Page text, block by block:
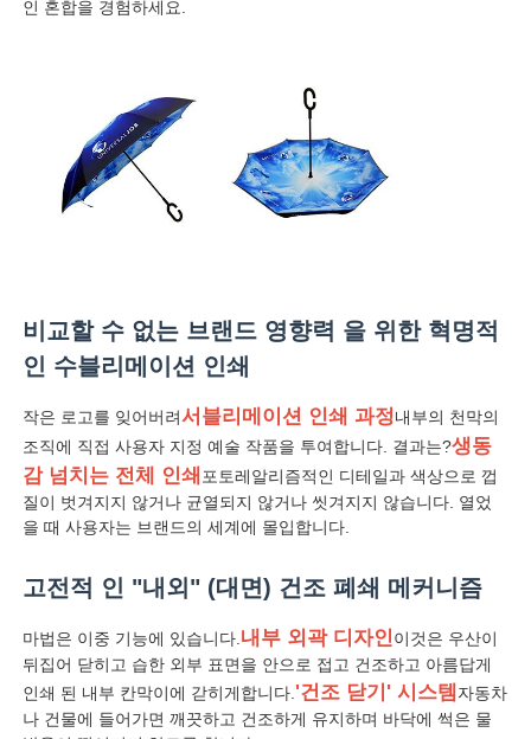
제품 소개
회사 소개
품질 관리
연락처
뉴스
모든 케이스
견적 요청
골프 우산
인 혼합을 경험하세요.
비교할 수 없는 브랜드 영향력 을 위한 혁명적
인 수블리메이션 인쇄
작은 로고를 잊어버려서블리메이션 인쇄 과정내부의 천막의
조직에 직접 사용자 지정 예술 작품을 투여합니다. 결과는?생동
감 넘치는 전체 인쇄 포토레알리즘적인 디테일과 색상으로 껍
질이 벗겨지지 않거나 균열되지 않거나 씻겨지지 않습니다. 열었
을 때 사용자는 브랜드의 세계에 몰입합니다.
고전적 인 "내외" (대면) 건조 폐쇄 메커니즘
마법은 이중 기능에 있습니다. 내부 외곽 디자인이것은 우산이
뒤집어 닫히고 습한 외부 표면을 안으로 접고 건조하고 아름답게
인쇄 된 내부 칸막이에 갇히게합니다. '건조 닫기' 시스템 자동차
나 건물에 들어가면 깨끗하고 건조하게 유지하며 바닥에 썩은 물